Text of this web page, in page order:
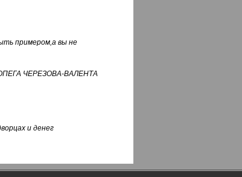
примером,а вы не
ЧЕРЕЗОВА-ВАЛЕНТА
и денег